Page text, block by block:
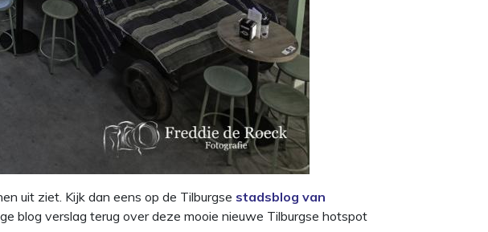
uit ziet. Kijk dan eens op de Tilburgse stadsblog van
blog verslag terug over deze mooie nieuwe Tilburgse hotspot